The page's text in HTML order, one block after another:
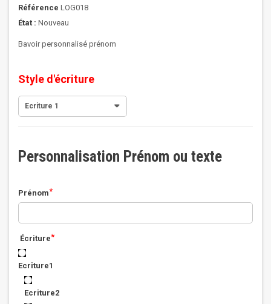
Référence LOG018
État : Nouveau
Bavoir personnalisé prénom
Style d'écriture
Ecriture 1
Personnalisation Prénom ou texte
Prénom*
Écriture*
Ecriture1
Ecriture2